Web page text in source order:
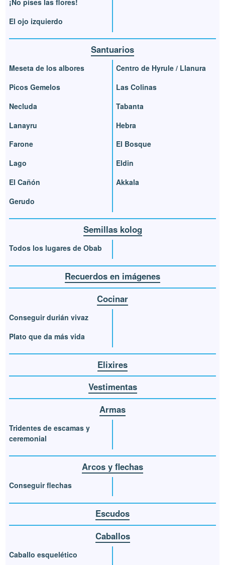
El ojo izquierdo
Santuarios
Meseta de los albores
Picos Gemelos
Necluda
Lanayru
Farone
Lago
El Cañón
Gerudo
Centro de Hyrule / Llanura
Las Colinas
Tabanta
Hebra
El Bosque
Eldin
Akkala
Semillas kolog
Todos los lugares de Obab
Recuerdos en imágenes
Cocinar
Conseguir durián vivaz
Plato que da más vida
Elixires
Vestimentas
Armas
Tridentes de escamas y
ceremonial
Arcos y flechas
Conseguir flechas
Escudos
Caballos
Caballo esquelético